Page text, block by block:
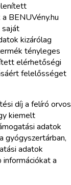
BENUVény.hu
saját
kizárólag
tényleges
elérhetőségi
felelősséget
díj a felíró orvos
kiemelt
adatok
gyógyszertárban,
adatok
a